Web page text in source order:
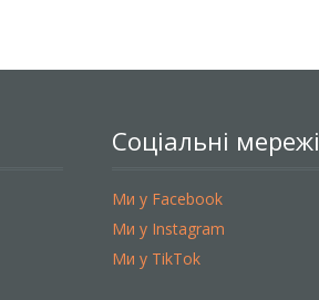
Соціальні мережі
Ми у Facebook
Ми у Instagram
Ми у TikTok